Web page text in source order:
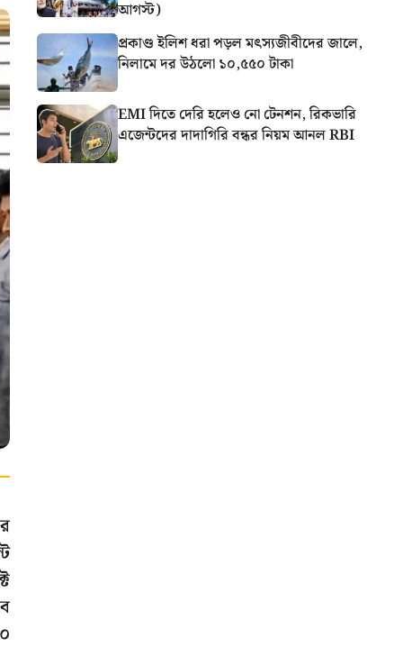
আগস্ট)
প্রকাণ্ড ইলিশ ধরা পড়ল মৎস্যজীবীদের জালে,
নিলামে দর উঠলো ১০,৫৫০ টাকা
EMI দিতে দেরি হলেও নো টেনশন, রিকভারি
এজেন্টদের দাদাগিরি বন্ধর নিয়ম আনল RBI